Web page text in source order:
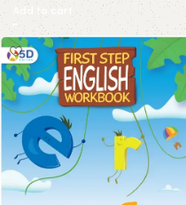
Add to cart